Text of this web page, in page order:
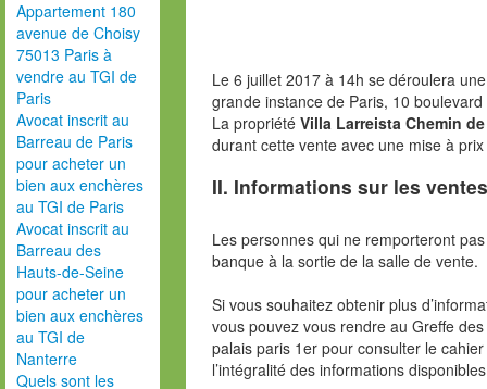
Appartement 180
avenue de Choisy
75013 Paris à
vendre au TGI de
Paris
Avocat inscrit au
Barreau de Paris
pour acheter un
bien aux enchères
au TGI de Paris
Avocat inscrit au
Barreau des
Hauts-de-Seine
pour acheter un
bien aux enchères
au TGI de
Nanterre
Quels sont les
Le 6 juillet 2017 à 14h se déroulera
grande instance de Paris, 10
La propriété Villa Larreista Chemin
durant cette vente avec une mise à
II. Informations sur les
Les personnes qui ne remporteront
banque à la sortie de la salle de vente.
Si vous souhaitez obtenir plus
vous pouvez vous rendre au Greffe
palais paris 1er pour consulter le
l’intégralité des informations